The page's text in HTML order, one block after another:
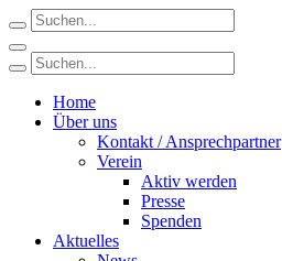
Home
Über uns
Kontakt / Ansprechpartner
Verein
Aktiv werden
Presse
Spenden
Aktuelles